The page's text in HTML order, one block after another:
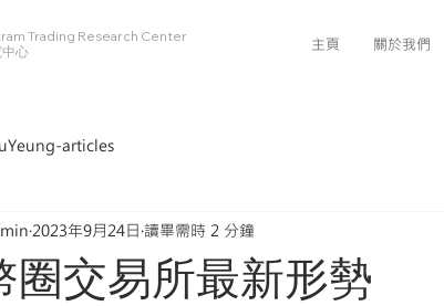
Trading Research Center
心
主頁 關於我們
articles
圈交易所最新形勢
2023年9月24日 讀畢需時 2 分鐘